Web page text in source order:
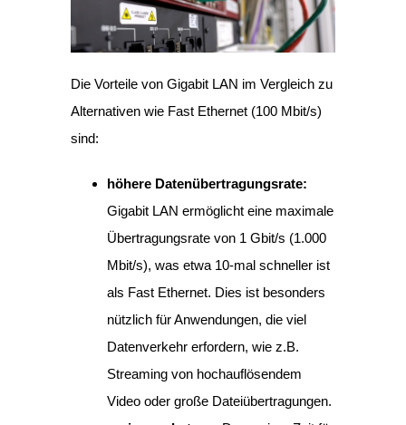
Die Vorteile von Gigabit LAN im Vergleich zu
Alternativen wie Fast Ethernet (100 Mbit/s)
sind:
höhere Datenübertragungsrate:
Gigabit LAN ermöglicht eine maximale
Übertragungsrate von 1 Gbit/s (1.000
Mbit/s), was etwa 10-mal schneller ist
als Fast Ethernet. Dies ist besonders
nützlich für Anwendungen, die viel
Datenverkehr erfordern, wie z.B.
Streaming von hochauflösendem
Video oder große Dateiübertragungen.